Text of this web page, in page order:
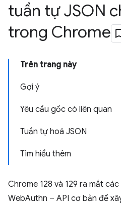
tuần tự JSON
trong Chrome
Trên trang này
Gợi ý
Yêu cầu gốc có liên quan
Tuần tự hoá JSON
Tìm hiểu thêm
Chrome 128 và 129 ra mắt
WebAuthn – API cơ bản để